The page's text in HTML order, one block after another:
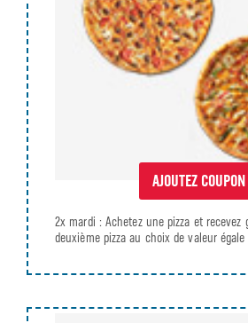
AJOUTEZ COUPON
2x mardi : Achetez une pizza et
deuxième pizza au choix de valeur